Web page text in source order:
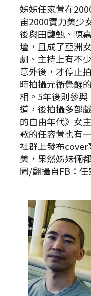
姊姊任家萱在
宙2000實力美少
後與田馥甄、陳
壇，且成了亞洲
劇、主持上有不
意外後，才停止
時拍攝元衛覺醒
相。5年後則參
道，後拍攝多部
的自由年代》女
歌的任容萱也有
社群上發布cover
美，果然姊妹倆
圖/翻攝自FB：任